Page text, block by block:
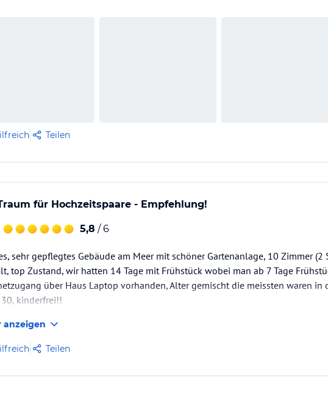
Teilen
für Hochzeitspaare - Empfehlung!
5,8 / 6
sehr gepflegtes Gebäude am Meer mit schöner Gartenanlage, 10 Zimmer
top Zustand, wir hatten 14 Tage mit Frühstück wobei man ab 7 Tage
über Haus Laptop vorhanden, Alter gemischt die meissten waren in
30, kinderfrei!!
alles top, wir haben dort am Strand (Miami/Enterprise Beach) geheiratet und
Strand wird hauptsächlich von Einheimischen…
anzeigen
Teilen